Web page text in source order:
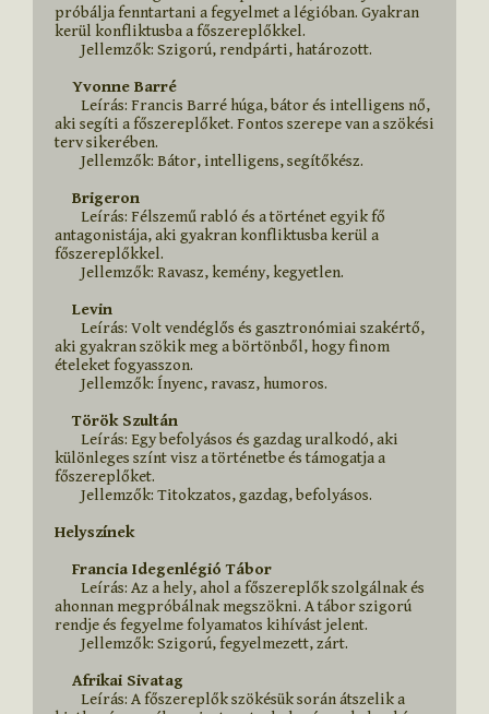
próbálja fenntartani a fegyelmet a légióban. Gyakran
kerül konfliktusba a főszereplőkkel.
    Yvonne Barré
aki segíti a főszereplőket. Fontos szerepe van a szökési
terv sikerében.
    Brigeron
antagonistája, aki gyakran konfliktusba kerül a
főszereplőkkel.
    Levin
aki gyakran szökik meg a börtönből, hogy finom
ételeket fogyasszon.
    Török Szultán
különleges színt visz a történetbe és támogatja a
főszereplőket.
Helyszínek
    Francia Idegenlégió Tábor
ahonnan megpróbálnak megszökni. A tábor szigorú
rendje és fegyelme folyamatos kihívást jelent.
    Afrikai Sivatag